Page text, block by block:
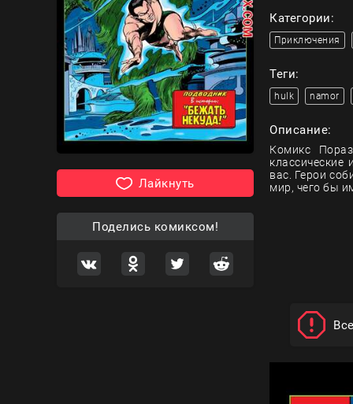
Лайкнуть
Поделись комиксом!
Категории:
Приключения
Теги:
hulk namor
Описание:
Комикс
вас. Герои
мир, чего бы